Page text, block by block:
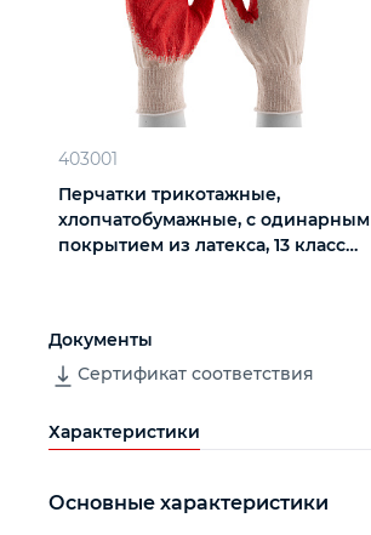
403001
Перчатки трикотажные,
хлопчатобумажные, с одинарным
покрытием из латекса, 13 класс
Документы
Сертификат соответствия
Характеристики
Основные характеристики